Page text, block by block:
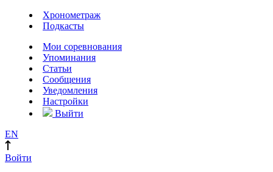
Хронометраж
Подкасты
Мои соревнования
Упоминания
Статьи
Сообщения
Уведомления
Настройки
Выйти
EN
Войти